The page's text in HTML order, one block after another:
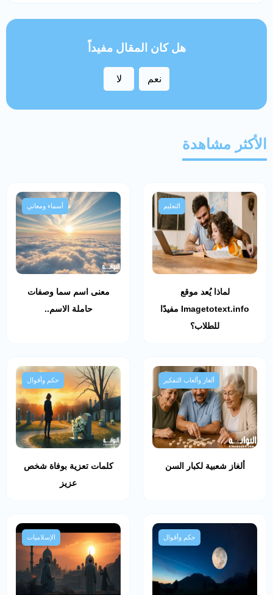
هل كان المقال مفيداً
نعم لا
الأكثر مشاهدة
التعليم
لماذا يُعد موقع
Imagetotext.info مفيدًا
للطلاب؟
أسماء ومعاني
معنى اسم سما وصفات
حاملة الاسم..
ألغاز وألعاب التفكير
ألغاز شعبية لكبار السن
حكم وأقوال
كلمات تعزية بوفاة شخص
عزيز
حكم وأقوال الإسلاميات